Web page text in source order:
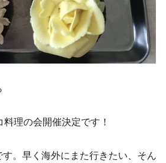
理の会開催決定です！
。早く海外にまた行きたい、そん